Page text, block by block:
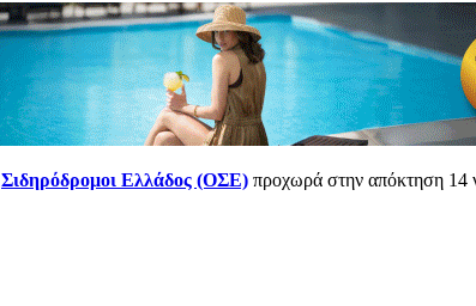
Σιδηρόδρομοι Ελλάδος (ΟΣΕ) προχωρά στην απόκτηση 14